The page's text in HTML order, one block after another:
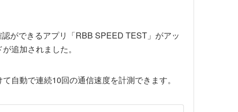
ができるアプリ「RBB SPEED TEST」がアッ
追加されました。
自動で連続10回の通信速度を計測できます。